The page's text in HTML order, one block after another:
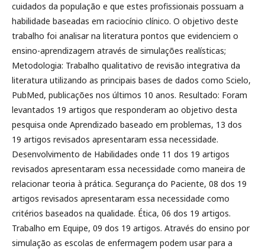
cuidados da população e que estes profissionais possuam a
habilidade baseadas em raciocínio clínico. O objetivo deste
trabalho foi analisar na literatura pontos que evidenciem o
ensino-aprendizagem através de simulações realísticas;
Metodologia: Trabalho qualitativo de revisão integrativa da
literatura utilizando as principais bases de dados como Scielo,
PubMed, publicações nos últimos 10 anos. Resultado: Foram
levantados 19 artigos que responderam ao objetivo desta
pesquisa onde Aprendizado baseado em problemas, 13 dos
19 artigos revisados apresentaram essa necessidade.
Desenvolvimento de Habilidades onde 11 dos 19 artigos
revisados apresentaram essa necessidade como maneira de
relacionar teoria à prática. Segurança do Paciente, 08 dos 19
artigos revisados apresentaram essa necessidade como
critérios baseados na qualidade. Ética, 06 dos 19 artigos.
Trabalho em Equipe, 09 dos 19 artigos. Através do ensino por
simulação as escolas de enfermagem podem usar para a